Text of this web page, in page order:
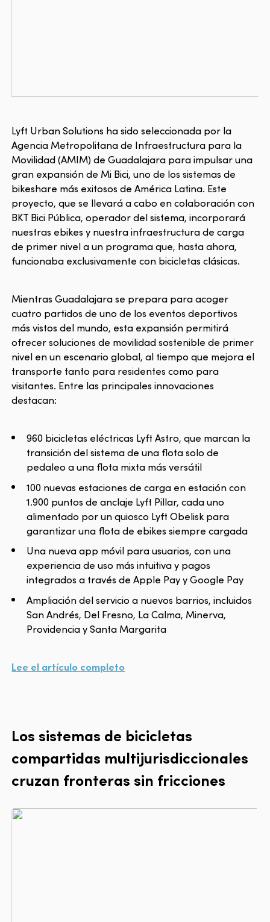
Lyft Urban Solutions ha sido seleccionada por la
Agencia Metropolitana de Infraestructura para la
Movilidad (AMIM) de Guadalajara para impulsar una
gran expansión de Mi Bici, uno de los sistemas de
bikeshare más exitosos de América Latina. Este
proyecto, que se llevará a cabo en colaboración con
BKT Bici Pública, operador del sistema, incorporará
nuestras ebikes y nuestra infraestructura de carga
de primer nivel a un programa que, hasta ahora,
funcionaba exclusivamente con bicicletas clásicas.
Mientras Guadalajara se prepara para acoger
cuatro partidos de uno de los eventos deportivos
más vistos del mundo, esta expansión permitirá
ofrecer soluciones de movilidad sostenible de primer
nivel en un escenario global, al tiempo que mejora el
transporte tanto para residentes como para
visitantes. Entre las principales innovaciones
destacan:
960 bicicletas eléctricas Lyft Astro, que marcan la
transición del sistema de una flota solo de
pedaleo a una flota mixta más versátil
100 nuevas estaciones de carga en estación con
1.900 puntos de anclaje Lyft Pillar, cada uno
alimentado por un quiosco Lyft Obelisk para
garantizar una flota de ebikes siempre cargada
Una nueva app móvil para usuarios, con una
experiencia de uso más intuitiva y pagos
integrados a través de Apple Pay y Google Pay
Ampliación del servicio a nuevos barrios, incluidos
San Andrés, Del Fresno, La Calma, Minerva,
Providencia y Santa Margarita
Lee el artículo completo
Los sistemas de bicicletas
compartidas multijurisdiccionales
cruzan fronteras sin fricciones